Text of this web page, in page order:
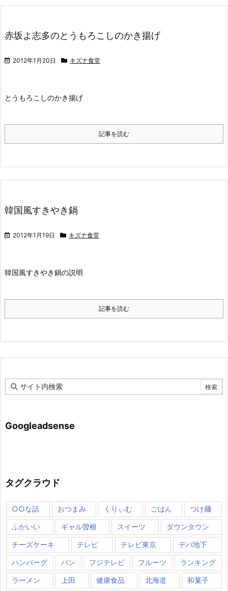
赤坂よ志多のとうもろこしのかき揚げ
2012年1月20日 キズナ食堂
とうもろこしのかき揚げ
記事を読む
韓国風すきやき鍋
2012年1月19日 キズナ食堂
韓国風すきやき鍋の説明
記事を読む
Googleadsense
タグクラウド
○○な話 おつまみ くりぃむ ごはん つけ麺
ふかいい ギャル曽根 スイーツ ダウンタウン
チーズケーキ テレビ テレビ東京 デパ地下
ハンバーグ パン フジテレビ フルーツ ランキング
ラーメン 上田 健康食品 北海道 和菓子